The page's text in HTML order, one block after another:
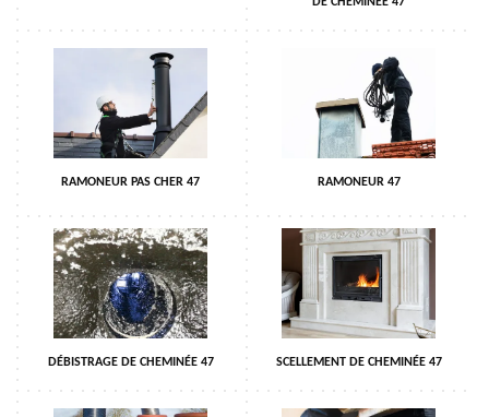
RAMONEUR PAS CHER 47 RAMONEUR 47
DÉBISTRAGE DE CHEMINÉE 47 SCELLEMENT DE CHEMINÉE 47